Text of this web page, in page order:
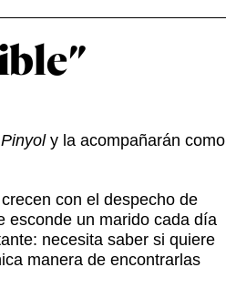
y la acompañarán como
con el despecho de
esconde un marido cada día
necesita saber si quiere
manera de encontrarlas